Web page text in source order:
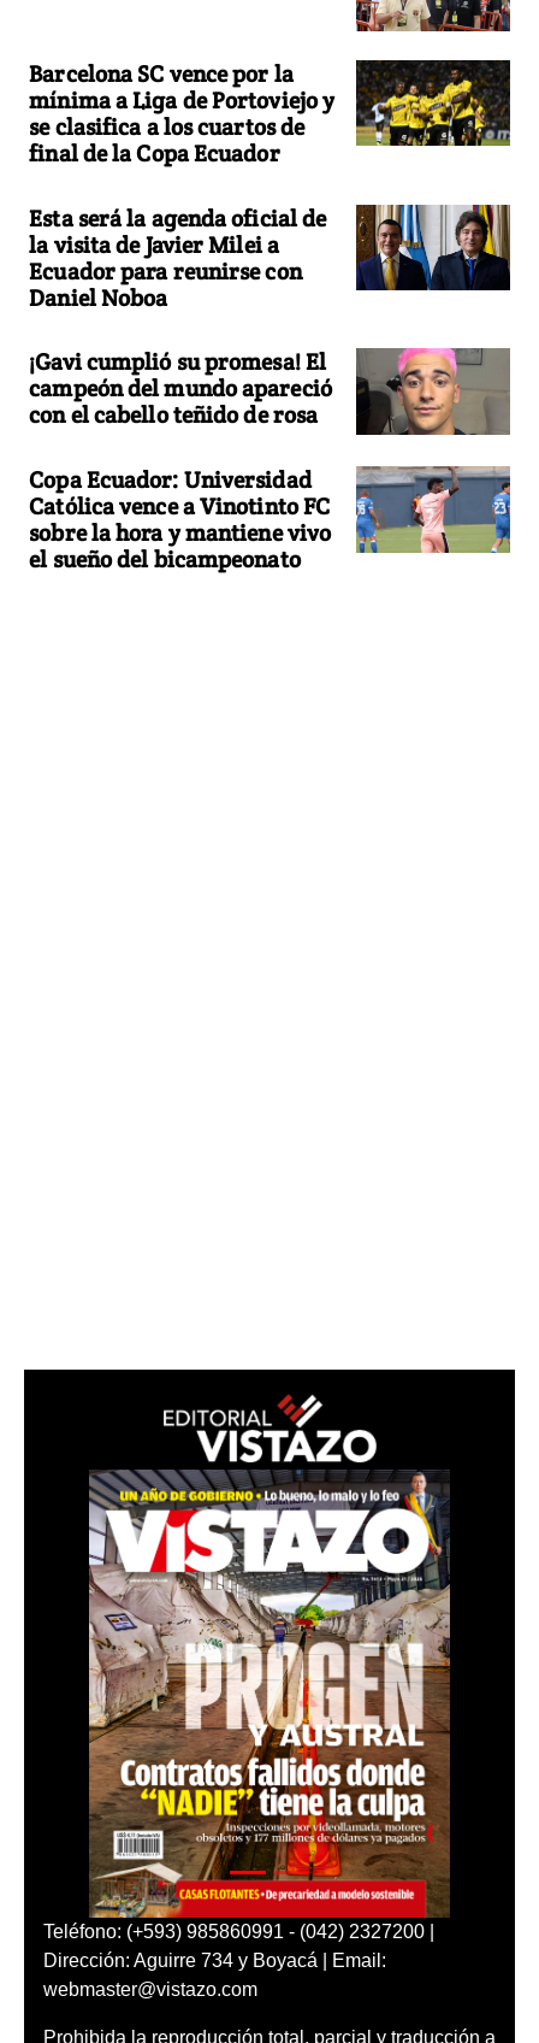
Barcelona SC vence por la
mínima a Liga de Portoviejo y
se clasifica a los cuartos de
final de la Copa Ecuador
Esta será la agenda oficial de
la visita de Javier Milei a
Ecuador para reunirse con
Daniel Noboa
¡Gavi cumplió su promesa! El
campeón del mundo apareció
con el cabello teñido de rosa
Copa Ecuador: Universidad
Católica vence a Vinotinto FC
sobre la hora y mantiene vivo
el sueño del bicampeonato
Teléfono: (+593) 985860991 - (042) 2327200 |
Dirección: Aguirre 734 y Boyacá | Email:
webmaster@vistazo.com
Prohibida la reproducción total, parcial y traducción a